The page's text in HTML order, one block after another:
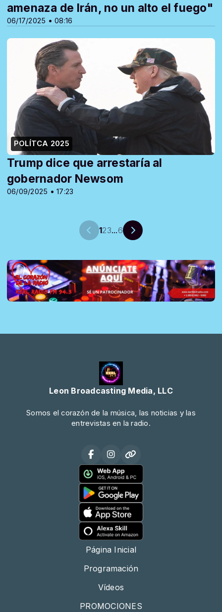
06/17/2025 • 08:16
amenaza de Irán, no un alto el fuego"
POLÍTCA 2025
06/09/2025 • 17:23
Trump dice que arrestaría al
gobernador Newsom
123...6
Leon Broadcasting Media, LLC
Somos el corazón de la música, las noticias y las
entrevistas en la radio.
Página Inicial
Programación
Vídeos
PROMOCIONES